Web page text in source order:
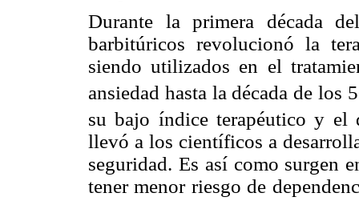
Durante la primera década
barbitúricos revolucionó la
siendo utilizados en el
ansiedad hasta la década de los
su bajo índice terapéutico y el
llevó a los científicos a
seguridad. Es así como surgen
tener menor riesgo de